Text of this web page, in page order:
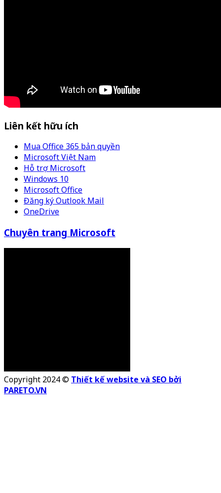
Liên kết hữu ích
Mua Office 365 bản quyền
Microsoft Việt Nam
Hỗ trợ Microsoft
Windows 10
Microsoft Office
Đăng ký Outlook Mail
OneDrive
Chuyên trang Microsoft
Copyright 2024 © Thiết kế website và SEO bởi
PARETO.VN